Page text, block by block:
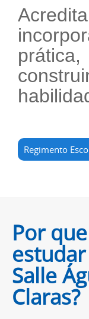
Regimento
Por que
Salle
Claras?